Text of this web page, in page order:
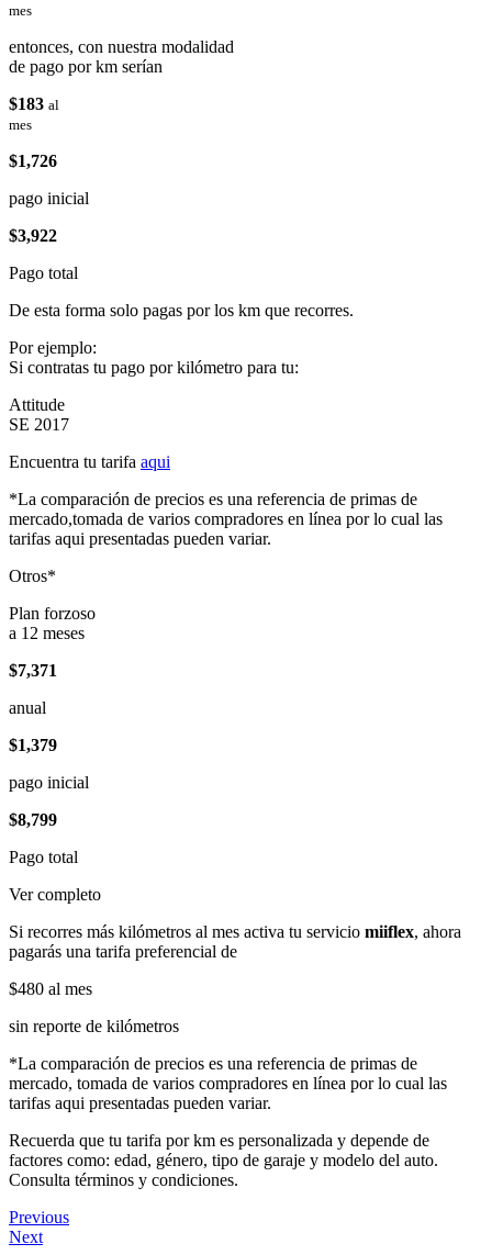
mes
entonces, con nuestra modalidad
de pago por km serían
$183 al
mes
$1,726
pago inicial
$3,922
Pago total
De esta forma solo pagas por los km que recorres.
Por ejemplo:
Si contratas tu pago por kilómetro para tu:
Attitude
SE 2017
Encuentra tu tarifa aqui
*La comparación de precios es una referencia de primas de
mercado,tomada de varios compradores en línea por lo cual las
tarifas aqui presentadas pueden variar.
Otros*
Plan forzoso
a 12 meses
$7,371
anual
$1,379
pago inicial
$8,799
Pago total
Ver completo
Si recorres más kilómetros al mes activa tu servicio miiflex, ahora
pagarás una tarifa preferencial de
$480 al mes
sin reporte de kilómetros
*La comparación de precios es una referencia de primas de
mercado, tomada de varios compradores en línea por lo cual las
tarifas aqui presentadas pueden variar.
Recuerda que tu tarifa por km es personalizada y depende de
factores como: edad, género, tipo de garaje y modelo del auto.
Consulta términos y condiciones.
Previous
Next